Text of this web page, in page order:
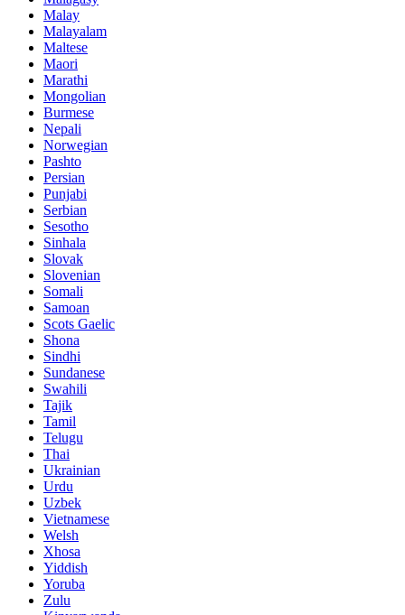
Malay
Malayalam
Maltese
Maori
Marathi
Mongolian
Burmese
Nepali
Norwegian
Pashto
Persian
Punjabi
Serbian
Sesotho
Sinhala
Slovak
Slovenian
Somali
Samoan
Scots Gaelic
Shona
Sindhi
Sundanese
Swahili
Tajik
Tamil
Telugu
Thai
Ukrainian
Urdu
Uzbek
Vietnamese
Welsh
Xhosa
Yiddish
Yoruba
Zulu